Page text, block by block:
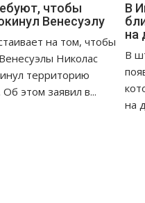
чтобы
Венесуэлу
на том, чтобы
Николас
территорию
Об этом заявил в...
В
на
В
на